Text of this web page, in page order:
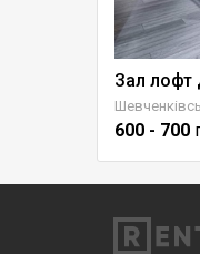
Зал лофт
600 - 700